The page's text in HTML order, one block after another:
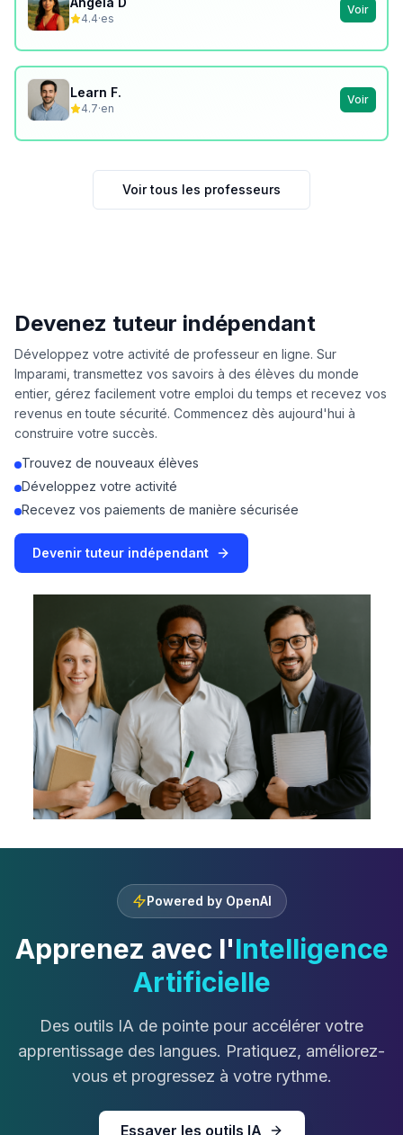
4.4·es
Voir
Learn F.
4.7·en
Voir
Voir tous les professeurs
Devenez tuteur indépendant
Développez votre activité de professeur en ligne. Sur
Imparami, transmettez vos savoirs à des élèves du monde
entier, gérez facilement votre emploi du temps et recevez vos
revenus en toute sécurité. Commencez dès aujourd'hui à
construire votre succès.
Trouvez de nouveaux élèves
Développez votre activité
Recevez vos paiements de manière sécurisée
Devenir tuteur indépendant
Powered by OpenAI
Apprenez avec l'Intelligence
Artificielle
Des outils IA de pointe pour accélérer votre
apprentissage des langues. Pratiquez, améliorez-
vous et progressez à votre rythme.
Essayer les outils IA